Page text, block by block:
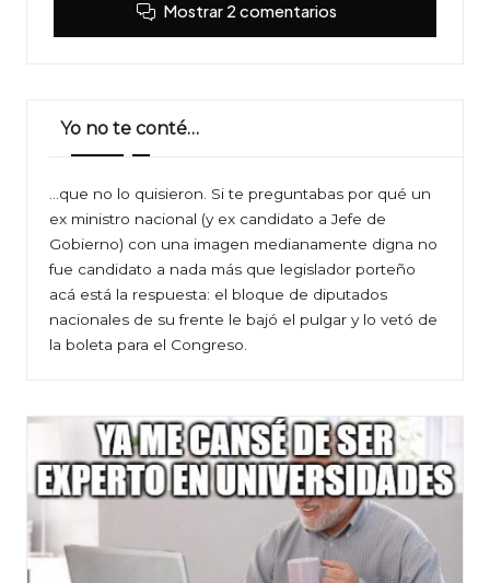
Mostrar 2 comentarios
Yo no te conté…
…que no lo quisieron. Si te preguntabas por qué un
ex ministro nacional (y ex candidato a Jefe de
Gobierno) con una imagen medianamente digna no
fue candidato a nada más que legislador porteño
acá está la respuesta: el bloque de diputados
nacionales de su frente le bajó el pulgar y lo vetó de
la boleta para el Congreso.